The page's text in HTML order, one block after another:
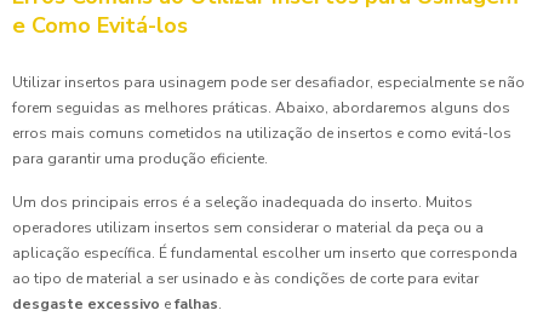
e Como Evitá-los
Utilizar insertos para usinagem pode ser desafiador, especialmente se não
forem seguidas as melhores práticas. Abaixo, abordaremos alguns dos
erros mais comuns cometidos na utilização de insertos e como evitá-los
para garantir uma produção eficiente.
Um dos principais erros é a seleção inadequada do inserto. Muitos
operadores utilizam insertos sem considerar o material da peça ou a
aplicação específica. É fundamental escolher um inserto que corresponda
ao tipo de material a ser usinado e às condições de corte para evitar
desgaste excessivo efalhas.